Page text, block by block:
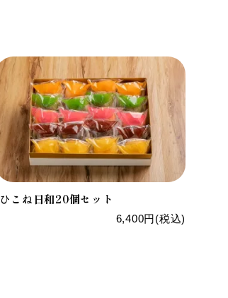
ひこね日和20個セット
6,400円(税込)